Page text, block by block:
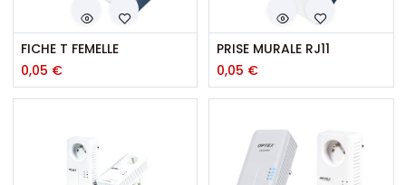
FICHE T FEMELLE
0,05 €
PRISE MURALE RJ11
0,05 €